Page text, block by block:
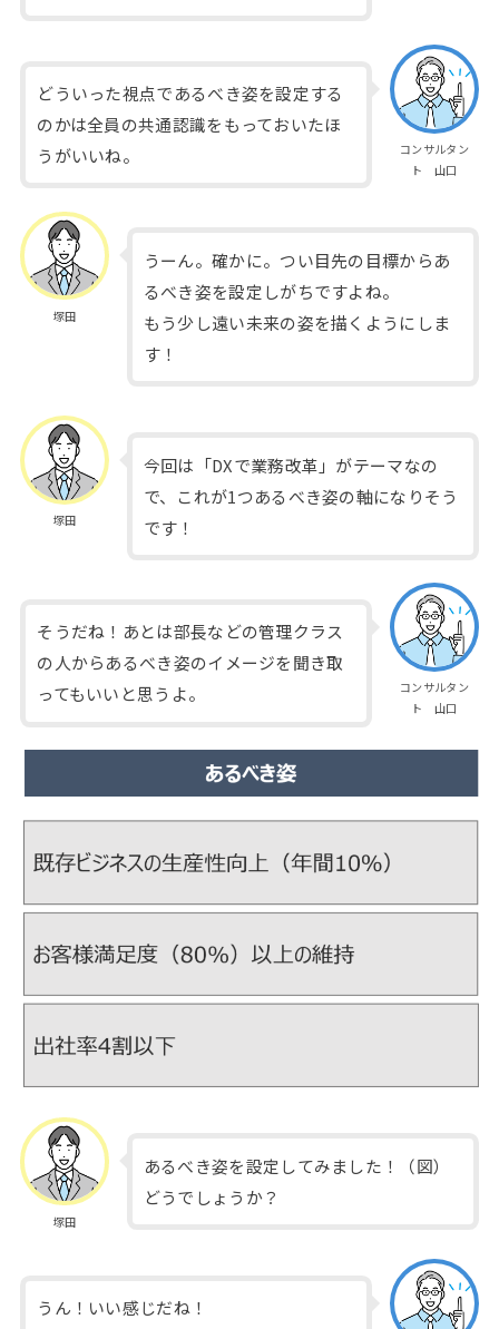
コンサルタン
ト 山口
どういった視点であるべき姿を設定する
のかは全員の共通認識をもっておいたほ
うがいいね。
塚田
うーん。確かに。つい目先の目標からあ
るべき姿を設定しがちですよね。
もう少し遠い未来の姿を描くようにしま
す！
塚田
今回は「DXで業務改革」がテーマなの
で、これが1つあるべき姿の軸になりそう
です！
コンサルタン
ト 山口
そうだね！あとは部長などの管理クラス
の人からあるべき姿のイメージを聞き取
ってもいいと思うよ。
塚田
あるべき姿を設定してみました！（図）
どうでしょうか？
うん！いい感じだね！